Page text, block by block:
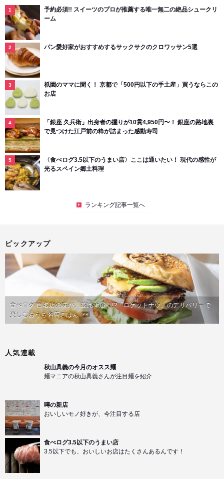
予約必須!! スイーツのプロが推薦する唯一無二の絶品シュークリ
ーム
パン愛好家がおすすめするサックサクのクロワッサン5選
祇園のママに聞く！ 京都で「500円以下の手土産」買うならこの
お店
「銀座 久兵衛」出身者の握りが10貫4,950円〜！ 銀座の路地裏
で見つけた江戸前の粋が詰まった感動寿司
〈食べログ3.5以下のうまい店〉ここは通いたい！ 現代の感性が
光るスペイン郷土料理
ランキング記事一覧へ
ピックアップ
食べログ 百名店の味が、並ばず届く!?「ロケットナウ」のデリバリーで
楽しむおうち名店ごはん PR
人気連載
秋山具義の今月のオスス麺
麺マニアの秋山具義さんが注目麺を紹介
噂の新店
おいしいモノ好きが、今注目する店
食べログ3.5以下のうまい店
3.5以下でも、おいしいお店はたくさんあるんです！